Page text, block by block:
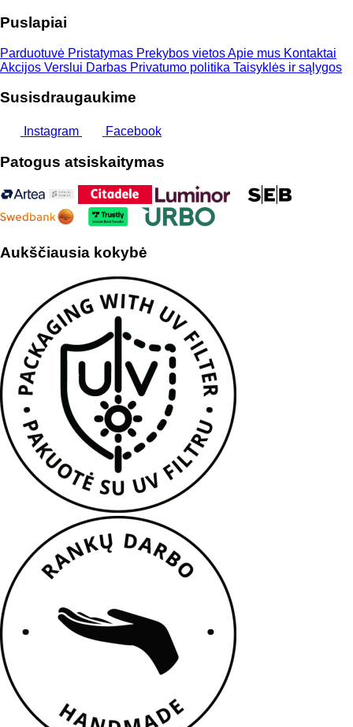
Puslapiai
Parduotuvė Pristatymas Prekybos vietosApie mus Kontaktai
Akcijos Verslui Darbas Privatumo politika Taisyklės ir sąlygos
Susisdraugaukime
Instagram Facebook
Patogus atsiskaitymas
Aukščiausia kokybė